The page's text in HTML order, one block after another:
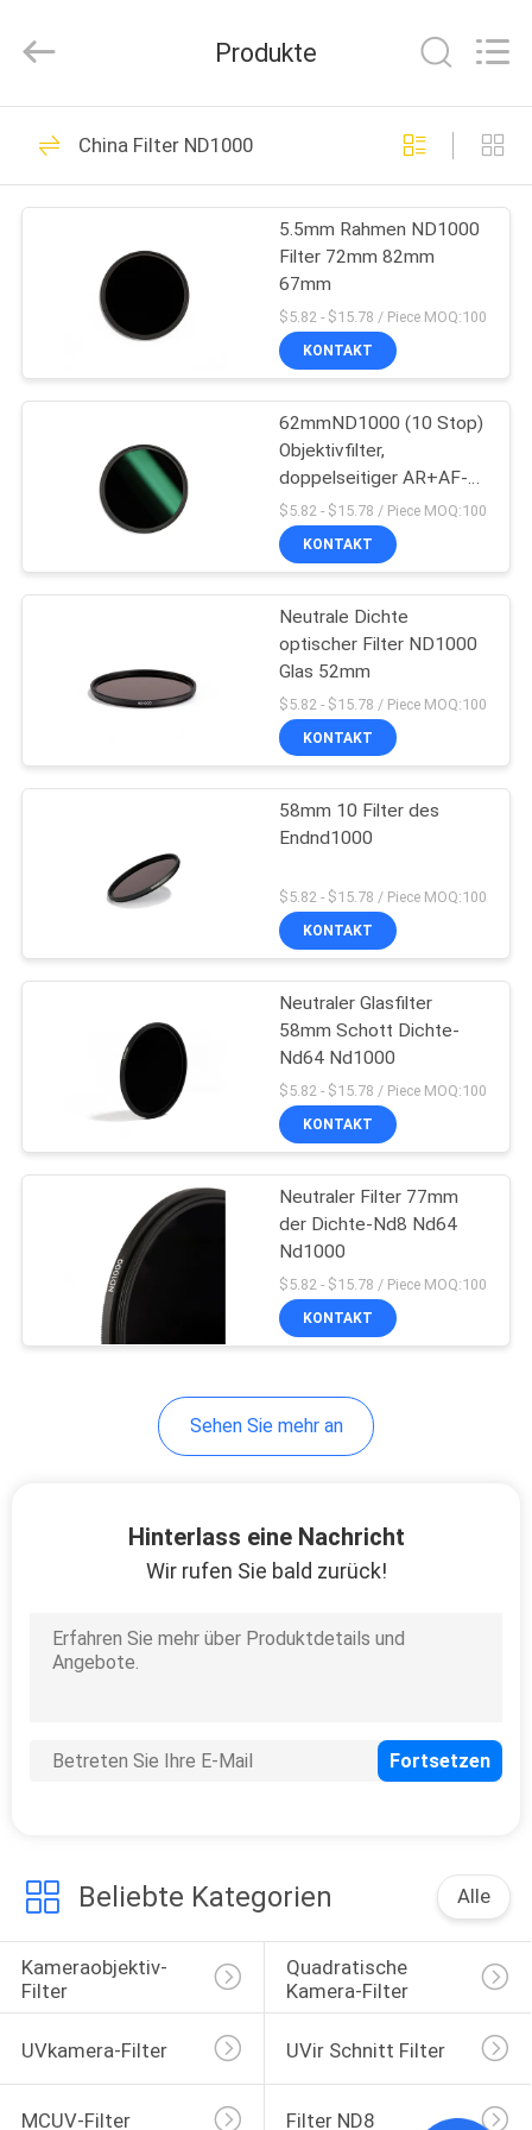
HAUS
PRODUKTE
FABRIK-
AUSFLUG
QUALITÄTSKONTROLLE
TRETEN
VERBINDUNG
FORDERN
ZITAT
SITEMAP
POLICY
Ltd..
Kameraobjektiv-
24
Quadratische
Kamera-Filter
13
UVkamera-Filter
13
UVir schnitt Filter
7
MCUV-Filter
13
Neutraler Nachtfilter
11
Produkte
China Filter ND1000
5.5mm Rahmen ND1000
Filter 72mm 82mm
67mm
$5.82 - $15.78 / Piece MOQ:100
KONTAKT
62mmND1000 (10 Stop)
Objektivfilter,
doppelseitiger AR+AF-
Beschichtungsfilter mit
Ultra-Schlanker
Neutraldichte
$5.82 - $15.78 / Piece MOQ:100
KONTAKT
Neutrale Dichte
optischer Filter ND1000
Glas 52mm
$5.82 - $15.78 / Piece MOQ:100
KONTAKT
58mm 10 Filter des
Endnd1000
$5.82 - $15.78 / Piece MOQ:100
KONTAKT
Neutraler Glasfilter
58mm Schott Dichte-
Nd64 Nd1000
$5.82 - $15.78 / Piece MOQ:100
KONTAKT
Neutraler Filter 77mm
der Dichte-Nd8 Nd64
Nd1000
$5.82 - $15.78 / Piece MOQ:100
KONTAKT
Sehen Sie mehr an
Hinterlass eine Nachricht
Wir rufen Sie bald zurück!
Beliebte Kategorien Alle
Kameraobjektiv-
Filter
Quadratische
Kamera-Filter
UVkamera-Filter UVir Schnitt Filter
MCUV-Filter Filter ND8